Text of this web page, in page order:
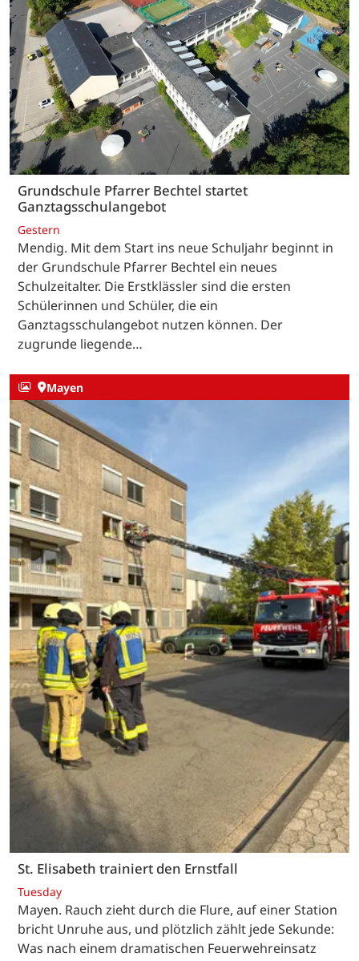
Grundschule Pfarrer Bechtel startet
Ganztagsschulangebot
Gestern
Mendig. Mit dem Start ins neue Schuljahr beginnt in
der Grundschule Pfarrer Bechtel ein neues
Schulzeitalter. Die Erstklässler sind die ersten
Schülerinnen und Schüler, die ein
Ganztagsschulangebot nutzen können. Der
zugrunde liegende…
Mayen
St. Elisabeth trainiert den Ernstfall
Tuesday
Mayen. Rauch zieht durch die Flure, auf einer Station
bricht Unruhe aus, und plötzlich zählt jede Sekunde:
Was nach einem dramatischen Feuerwehreinsatz